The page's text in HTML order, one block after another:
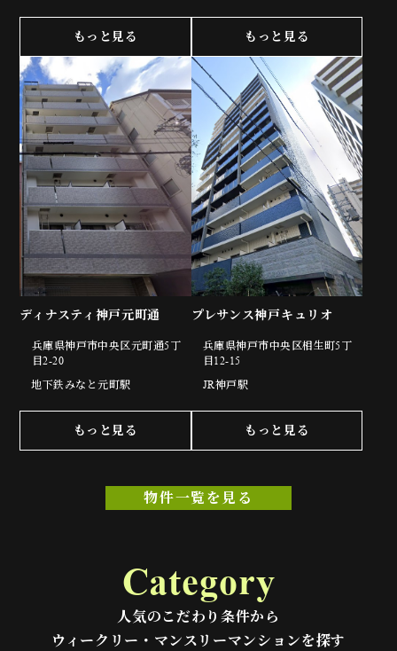
もっと見る もっと見る
ディナスティ神戸元町通
兵庫県神戸市中央区元町通5丁
目2-20
地下鉄みなと元町駅
もっと見る
プレサンス神戸キュリオ
兵庫県神戸市中央区相生町5丁
目12-15
JR神戸駅
もっと見る
物件一覧を見る
Category
人気のこだわり条件から
ウィークリー・マンスリーマンションを探す